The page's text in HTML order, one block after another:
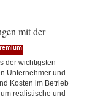
mit der
der wichtigsten
Unternehmer und
Kosten im Betrieb
realistische und